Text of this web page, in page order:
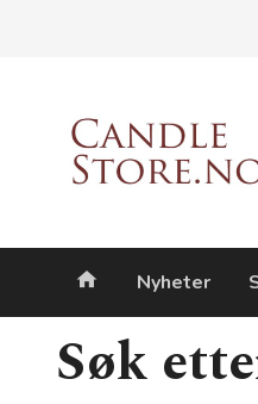
Nyheter
Søk